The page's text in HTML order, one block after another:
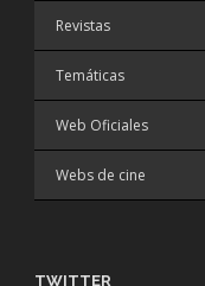
Revistas
Temáticas
Web Oficiales
Webs de cine
TWITTER